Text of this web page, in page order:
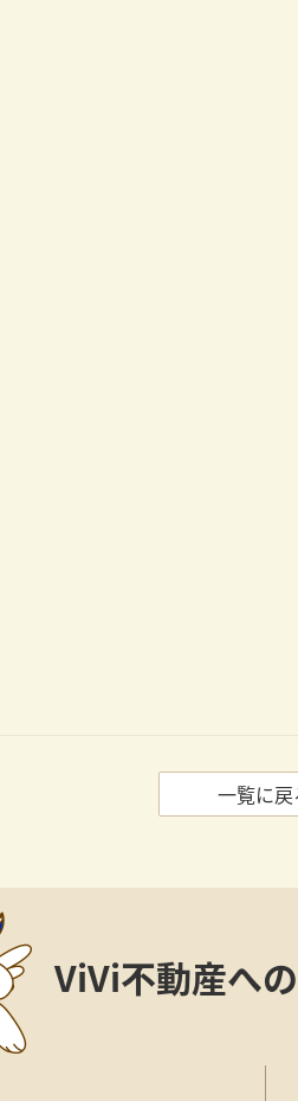
一覧に戻
ViVi不動産への